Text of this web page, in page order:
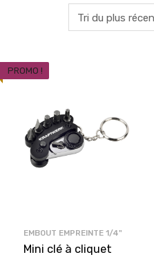
PROMO !
EMBOUT EMPREINTE 1/4"
Mini clé à cliquet